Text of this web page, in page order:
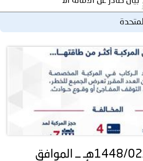
الإمارات ـ 1448/02/22هـ ــ الموافق